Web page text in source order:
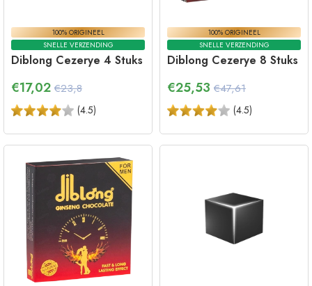
100% ORIGINEEL
SNELLE VERZENDING
Diblong Cezerye 4 Stuks
€17,02 €23,8
(4.5)
100% ORIGINEEL
SNELLE VERZENDING
Diblong Cezerye 8 Stuks
€25,53 €47,61
(4.5)